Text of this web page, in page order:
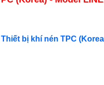
bị khí nén TPC